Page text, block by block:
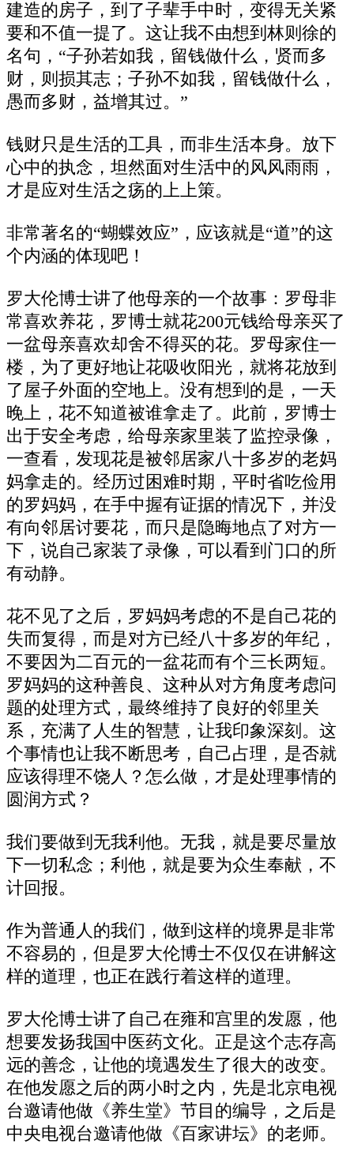
建造的房子，到了子辈手中时，变得无关紧
要和不值一提了。这让我不由想到林则徐的
名句，“子孙若如我，留钱做什么，贤而多
财，则损其志；子孙不如我，留钱做什么，
愚而多财，益增其过。”
钱财只是生活的工具，而非生活本身。放下
心中的执念，坦然面对生活中的风风雨雨，
才是应对生活之疡的上上策。
非常著名的“蝴蝶效应”，应该就是“道”的这
个内涵的体现吧！
罗大伦博士讲了他母亲的一个故事：罗母非
常喜欢养花，罗博士就花200元钱给母亲买了
一盆母亲喜欢却舍不得买的花。罗母家住一
楼，为了更好地让花吸收阳光，就将花放到
了屋子外面的空地上。没有想到的是，一天
晚上，花不知道被谁拿走了。此前，罗博士
出于安全考虑，给母亲家里装了监控录像，
一查看，发现花是被邻居家八十多岁的老妈
妈拿走的。经历过困难时期，平时省吃俭用
的罗妈妈，在手中握有证据的情况下，并没
有向邻居讨要花，而只是隐晦地点了对方一
下，说自己家装了录像，可以看到门口的所
有动静。
花不见了之后，罗妈妈考虑的不是自己花的
失而复得，而是对方已经八十多岁的年纪，
不要因为二百元的一盆花而有个三长两短。
罗妈妈的这种善良、这种从对方角度考虑问
题的处理方式，最终维持了良好的邻里关
系，充满了人生的智慧，让我印象深刻。这
个事情也让我不断思考，自己占理，是否就
应该得理不饶人？怎么做，才是处理事情的
圆润方式？
我们要做到无我利他。无我，就是要尽量放
下一切私念；利他，就是要为众生奉献，不
计回报。
作为普通人的我们，做到这样的境界是非常
不容易的，但是罗大伦博士不仅仅在讲解这
样的道理，也正在践行着这样的道理。
罗大伦博士讲了自己在雍和宫里的发愿，他
想要发扬我国中医药文化。正是这个志存高
远的善念，让他的境遇发生了很大的改变。
在他发愿之后的两小时之内，先是北京电视
台邀请他做《养生堂》节目的编导，之后是
中央电视台邀请他做《百家讲坛》的老师。